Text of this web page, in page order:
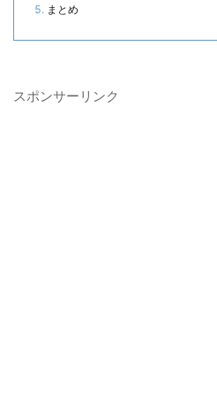
まとめ
スポンサーリンク